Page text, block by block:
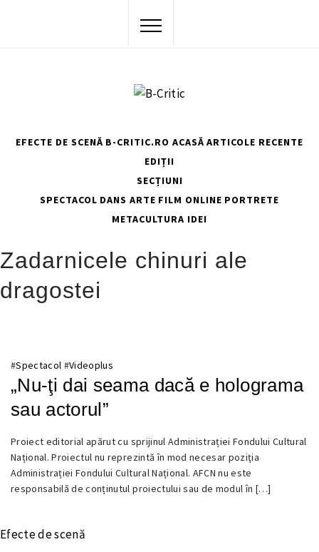
EFECTE DE SCENĂ B-CRITIC.RO ACASĂ ARTICOLE RECENTE
EDIȚII
SECȚIUNI
SPECTACOL DANS ARTE FILM ONLINE PORTRETE
METACULTURA IDEI
ZADARNICELE CHINURI ALE DRAGOSTEI
Zadarnicele chinuri ale
dragostei
#Spectacol #Videoplus
„Nu-ţi dai seama dacă e holograma
sau actorul”
24
SEPTEMBRIE
2017
Proiect editorial apărut cu sprijinul Administrației Fondului Cultural
Național. Proiectul nu reprezintă în mod necesar poziţia
Administrației Fondului Cultural Național. AFCN nu este
responsabilă de conținutul proiectului sau de modul în […]
Efecte de scenă